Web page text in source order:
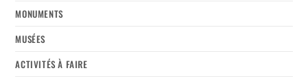
MONUMENTS
MUSÉES
ACTIVITÉS À FAIRE